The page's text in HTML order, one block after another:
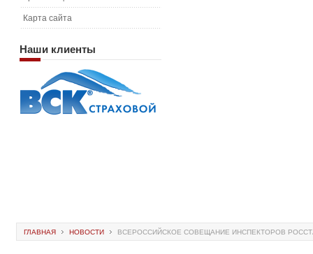
Карта сайта
Наши клиенты
ГЛАВНАЯ НОВОСТИ ВСЕРОССИЙСКОЕ СОВЕЩАНИЕ ИНСПЕКТОРОВ